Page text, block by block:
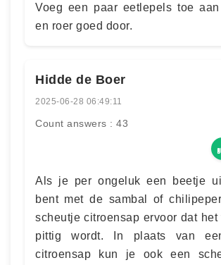
Voeg een paar eetlepels toe
en roer goed door.
Hidde de Boer
2025-06-28 06:49:11
Count answers : 43
Als je per ongeluk een beetje
bent met de sambal of
scheutje citroensap ervoor dat het
pittig wordt. In plaats van
citroensap kun je ook een